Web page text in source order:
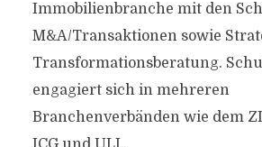
Immobilienbranche mit den
M&A/Transaktionen sowie
Transformationsberatung.
engagiert sich in mehreren
Branchenverbänden wie dem